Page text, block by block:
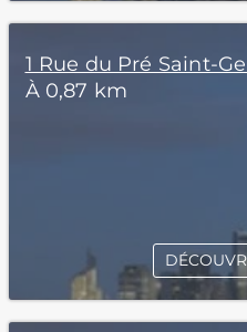
1 Rue du Pré Saint-
À 0,87 km